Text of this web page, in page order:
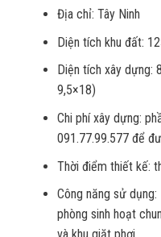
Địa chỉ: Tây Ninh
Diện tích khu đất:
Diện tích xây dựng:
9,5×18)
Chi phí xây dựng:
091.77.99.577 để
Thời điểm thiết kế:
Công năng sử
phòng sinh hoạt